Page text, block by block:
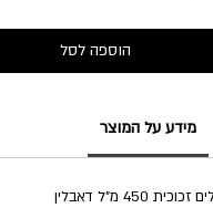
הוספה לסל
מידע על המוצר
450 מ״ל דאבלין